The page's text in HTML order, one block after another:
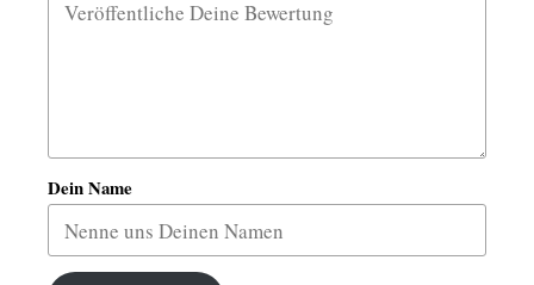
Dein Name